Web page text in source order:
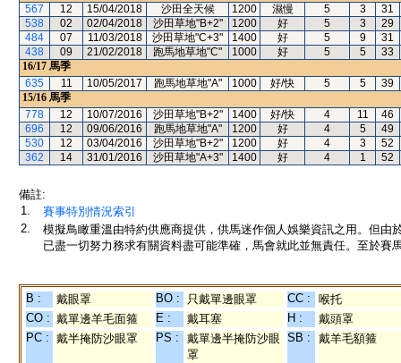
567
12 15/04/2018 沙田全天候 1200 濕慢 5 3
31
538
02 02/04/2018 沙田草地"B+2" 1200 好 5 3
29
484
07 11/03/2018 沙田草地"C+3" 1400 好 5 9
31
438
09 21/02/2018 跑馬地草地"C" 1000 好 5 5
33
16/17 馬季
635
11 10/05/2017 跑馬地草地"A" 1000 好/快 5 5
39
15/16 馬季
778
12 10/07/2016 沙田草地"B+2" 1400 好/快 4 11
46
696
12 09/06/2016 跑馬地草地"A" 1200 好 4 5
49
530
12 03/04/2016 沙田草地"B+2" 1200 好 4 3
52
362
14 31/01/2016 沙田草地"A+3" 1400 好 4 1 52
備註:
1.
賽事特別情況索引
2.
模擬鳥瞰重溫由特約供應商提供，供馬迷作個人娛樂資訊之用。但
已盡一切努力務求有關資料盡可能準確，馬會就此並無責任。至於賽
B : 戴眼罩 BO : 只戴單邊眼罩 CC :
喉托
CO : 戴單邊羊毛面箍 E : 戴耳塞 H :
戴頭罩
PC : 戴半掩防沙眼罩 PS :
戴單邊半掩防沙眼
罩
SB : 戴羊毛額箍